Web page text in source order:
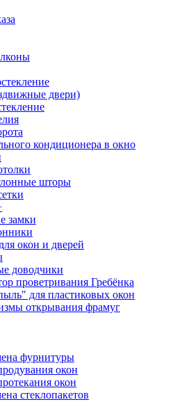
двери)
кондиционера в окно
шторы
замки
окон и дверей
доводчики
проветривания Гребёнка
для пластиковых окон
открывания фрамуг
фурнитуры
окон
окон
стеклопакетов